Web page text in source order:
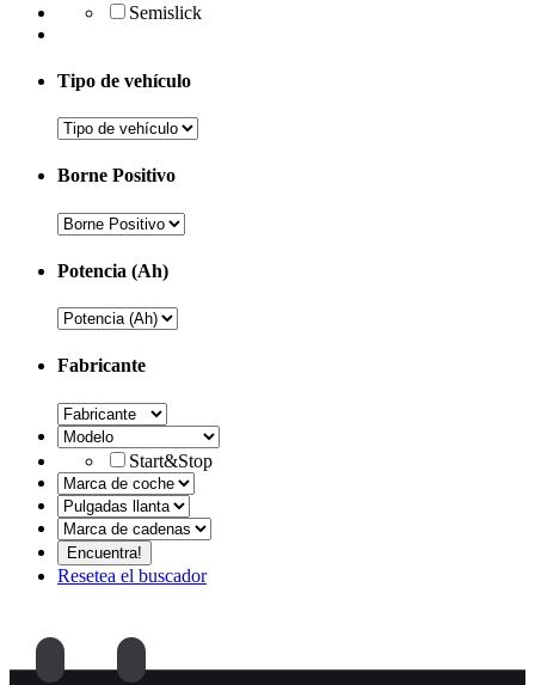
Semislick
Tipo de vehículo
Borne Positivo
Potencia (Ah)
Fabricante
Start&Stop
Resetea el buscador